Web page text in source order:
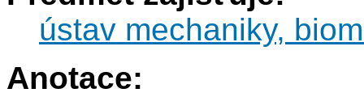
ústav mechaniky,
Anotace: